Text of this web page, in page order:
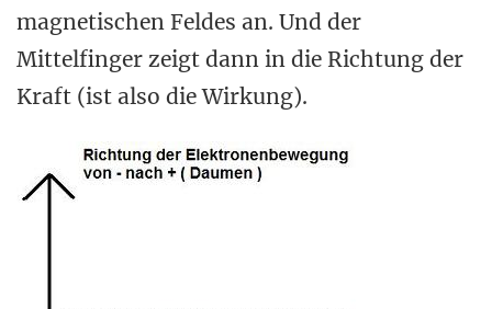
magnetischen Feldes an. Und der
Mittelfinger zeigt dann in die Richtung der
Kraft (ist also die Wirkung).